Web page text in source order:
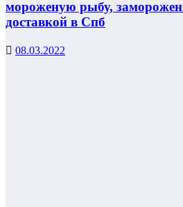
мороженую рыбу,
доставкой в Спб
08.03.2022